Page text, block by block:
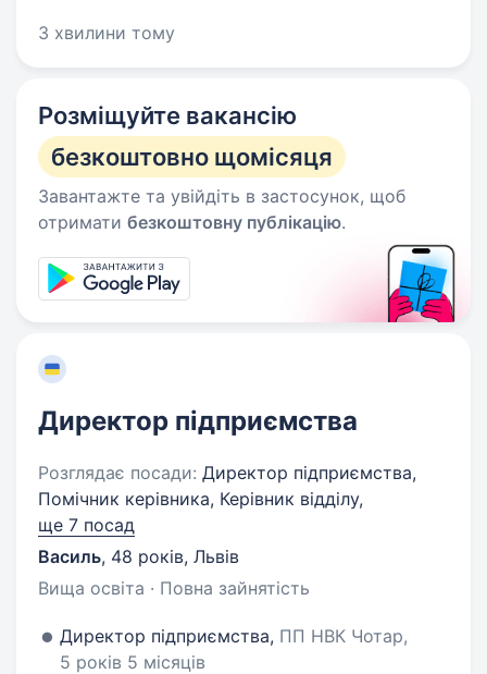
3 хвилини тому
Розміщуйте вакансію
безкоштовно щомісяця
Завантажте та увійдіть в застосунок, щоб
отримати безкоштовну публікацію.
Директор підприємства
Розглядає посади: Директор підприємства,
Помічник керівника, Керівник відділу,
ще 7 посад
Василь, 48 років, Львів
Вища освіта · Повна зайнятість
Директор підприємства, ПП НВК Чотар,
5 років 5 місяців